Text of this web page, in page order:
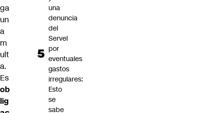
ga
un
a
m
ult
a.
Es
ob
lig
una
denuncia
del
Servel
por
eventuales
gastos
irregulares:
Esto
se
sabe